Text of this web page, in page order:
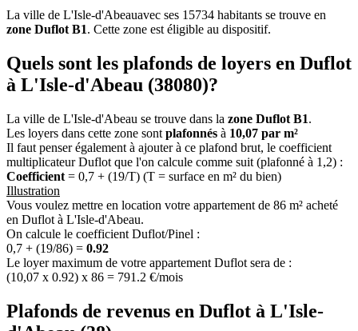
La ville de L'Isle-d'Abeauavec ses 15734 habitants se trouve en
zone Duflot B1. Cette zone est éligible au dispositif.
Quels sont les plafonds de loyers en Duflot
à L'Isle-d'Abeau (38080)?
La ville de L'Isle-d'Abeau se trouve dans la zone Duflot B1.
Les loyers dans cette zone sont plafonnés à 10,07 par m²
Il faut penser également à ajouter à ce plafond brut, le coefficient
multiplicateur Duflot que l'on calcule comme suit (plafonné à 1,2) :
Coefficient = 0,7 + (19/T) (T = surface en m² du bien)
Illustration
Vous voulez mettre en location votre appartement de 86 m² acheté
en Duflot à L'Isle-d'Abeau.
On calcule le coefficient Duflot/Pinel :
0,7 + (19/86) = 0.92
Le loyer maximum de votre appartement Duflot sera de :
(10,07 x 0.92) x 86 = 791.2 €/mois
Plafonds de revenus en Duflot à L'Isle-